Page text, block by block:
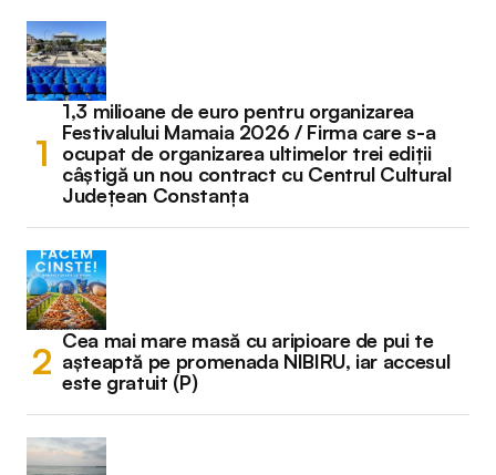
1,3 milioane de euro pentru organizarea
Festivalului Mamaia 2026 / Firma care s-a
ocupat de organizarea ultimelor trei ediții
câștigă un nou contract cu Centrul Cultural
Județean Constanța
Cea mai mare masă cu aripioare de pui te
așteaptă pe promenada NIBIRU, iar accesul
este gratuit (P)